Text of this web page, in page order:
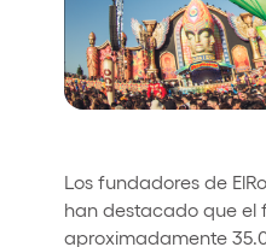
Privacy Policy
Cookies Notice
Legal Notice
Los fundadores de
han destacado que el
aproximadamente